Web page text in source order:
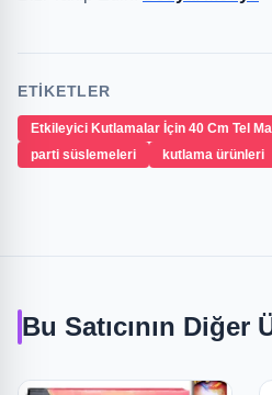
ETIKETLER
Etkileyici Kutlamalar İçin 40 Cm Tel
parti süslemeleri
kutlama ürünleri
Bu Satıcının Diğer